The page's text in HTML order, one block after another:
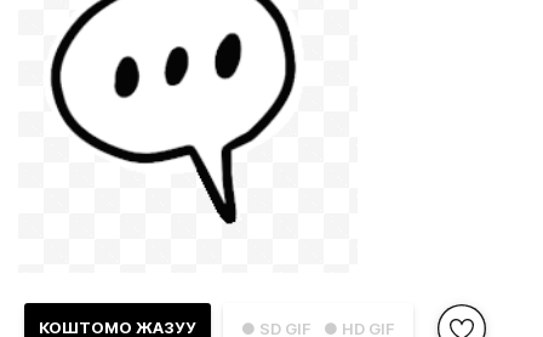
● SD GIF ● HD GIF
КОШТОМО ЖАЗУУ